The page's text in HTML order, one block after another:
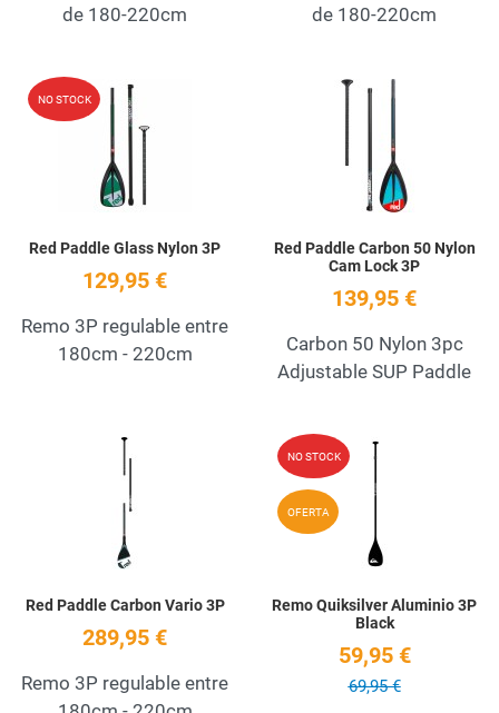
de 180-220cm de 180-220cm
NO STOCK Add to Wishlist
Red Paddle Glass Nylon 3P
129,95 €
Remo 3P regulable entre
180cm - 220cm
Red Paddle Carbon 50 Nylon
Cam Lock 3P
139,95 €
Carbon 50 Nylon 3pc
Adjustable SUP Paddle
Add to Wishlist
Quick View
Red Paddle Carbon Vario 3P
289,95 €
Remo 3P regulable entre
NO STOCK
OFERTA
Remo Quiksilver Aluminio 3P
Black
59,95 €
69,95 €